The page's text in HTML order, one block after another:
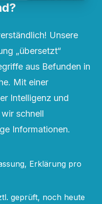
Unsere
„übersetzt“
aus Befunden in
Mit einer
Intelligenz und
schnell
Informationen.
Erklärung pro
geprüft, noch heute